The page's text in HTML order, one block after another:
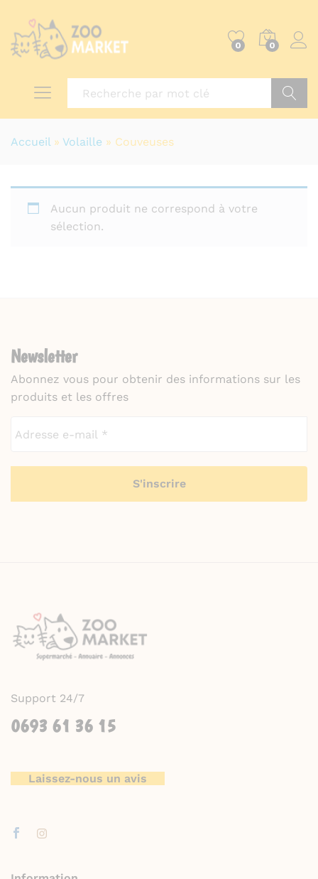
0 0
Accueil» Volaille » Couveuses
Aucun produit ne correspond à votre
sélection.
Newsletter
Abonnez vous pour obtenir des informations sur les
produits et les offres
Support 24/7
0693 61 36 15
Laissez-nous un avis